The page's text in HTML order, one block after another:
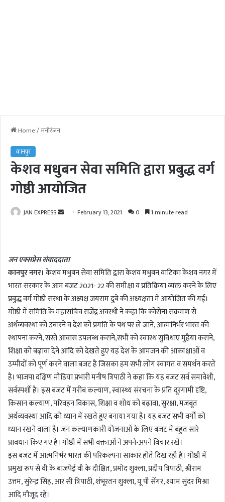
Home/मनोरंजन
कानपुर
केशव मधुबन सेवा समिति द्वारा प्रबुद्ध वर्ग
गोष्ठी आयोजित
JAN EXPRESS
a
n
e
m
a
i
l
February 13, 2021 0 1 minute read
जन एक्सप्रेस संवाददाता
कानपुर नगर। केशव मधुबन सेवा समिति द्वारा केशव मधुबन वाटिका केशव नगर में
भारत सरकार के आम बजट 2021- 22 की समीक्षा व प्रतिक्रिया व्यक्त करने के लिए
प्रबुद्ध वर्ग गोष्ठी संस्था के अध्यक्ष जयराम दुबे की अध्यक्षता में आयोजित की गई।
गोष्ठी में समिति के महासचिव राजेंद्र अवस्थी ने कहा कि कोरोना संक्रमण से
अर्थव्यवस्था को उबारने व देश को प्रगति के पथ पर ले जाने, आत्मनिर्भर भारत की
स्थापना करने, सस्ते आवास उपलब्ध कराने,सभी को स्वास्थ सुविधाए मुहैया कराने,
शिक्षा को बढ़ावा देने आदि को देखते हुए यह देश के आमजन की आकांक्षाओं व
उम्मीदों को पूर्ण करने वाला बजट है जिसका हम सभी लोग स्वागत व समर्थन करते
है। भाजपा दक्षिण मीडिया प्रभारी मनीष त्रिपाठी ने कहा कि यह बजट सर्व समावेशी,
सर्वस्पर्शी है। इस बजट में गरीब कल्याण, स्वास्थ्य संरचना के प्रति दूरगामी दृष्टि,
किसान कल्याण, परिवहन विकास, शिक्षा व शोध को बढ़ावा, सुरक्षा, मजबूत
अर्थव्यवस्था आदि को ध्यान में रखते हुए बनाया गया है। यह बजट सभी वर्गों को
ध्यान रखने वाला है। जन कल्याणकारी योजनाओं के लिए बजट में बहुत सारे
प्रावधान किए गए हैं। गोष्ठी में सभी वक्ताओं ने अपने-अपने विचार रखे।
इस बजट में आत्मनिर्भर भारत की परिकल्पना साकार होते दिख रही हैं। गोष्ठी में
प्रमुख रूप से वी के बाजपेई वी के दीक्षित, प्रमोद शुक्ला, प्रदीप त्रिपाठी, श्रीराम
उत्तम, सुरेन्द्र सिंह, आर सी त्रिपाठी, शंभूरतन शुक्ला, यू पी सेंगर, श्याम सुंदर मिश्रा
आदि मौजूद रहे।